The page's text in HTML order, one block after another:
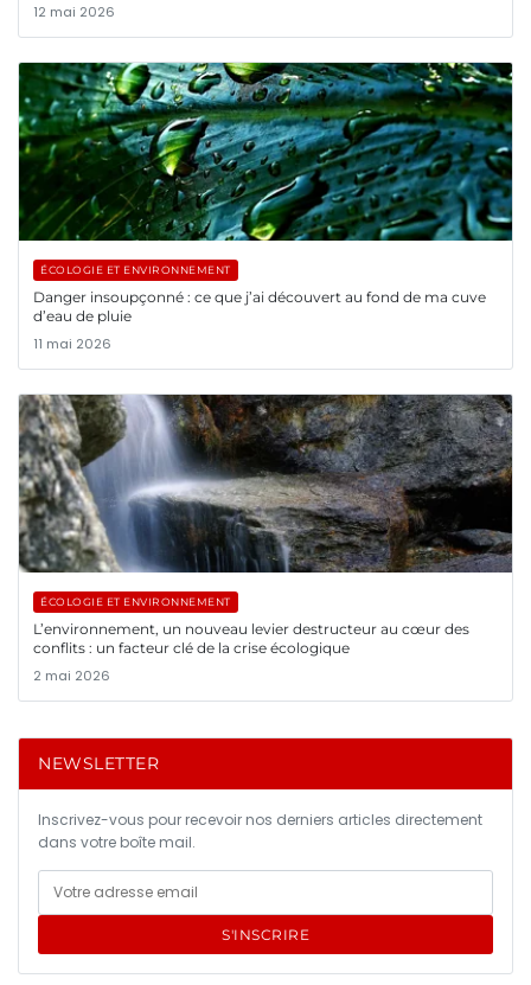
12 mai 2026
ÉCOLOGIE ET ENVIRONNEMENT
Danger insoupçonné : ce que j’ai découvert au fond de ma cuve
d’eau de pluie
11 mai 2026
ÉCOLOGIE ET ENVIRONNEMENT
L’environnement, un nouveau levier destructeur au cœur des
conflits : un facteur clé de la crise écologique
2 mai 2026
NEWSLETTER
Inscrivez-vous pour recevoir nos derniers articles directement
dans votre boîte mail.
S'INSCRIRE